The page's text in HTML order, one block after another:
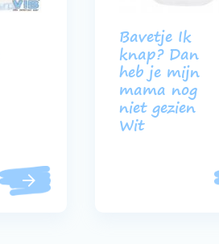
Bavetje Ik
knap? Dan
heb je mijn
mama nog
niet gezien
Wit